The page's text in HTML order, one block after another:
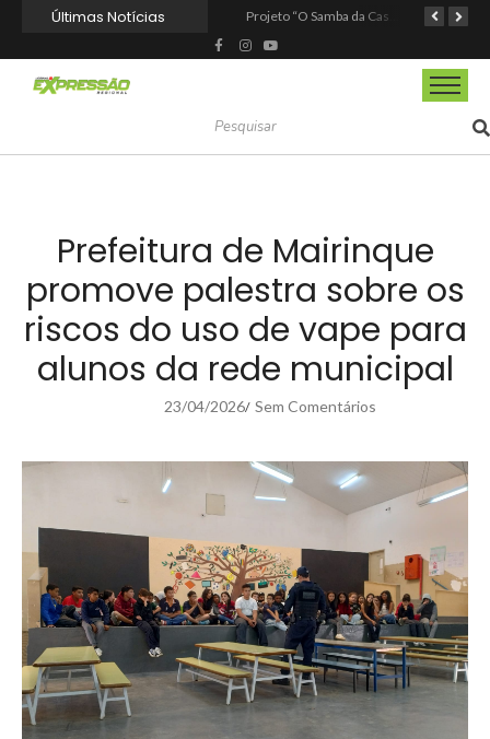
Últimas Notícias
Prefeitura de Mairinque
promove palestra sobre os
riscos do uso de vape para
alunos da rede municipal
23/04/2026/ Sem Comentários